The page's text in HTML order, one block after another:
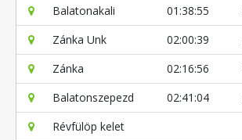
Balatonakali
01:38:55
Zánka Unk
02:00:39
Zánka
02:16:56
Balatonszepezd
02:41:04
Révfülöp kelet